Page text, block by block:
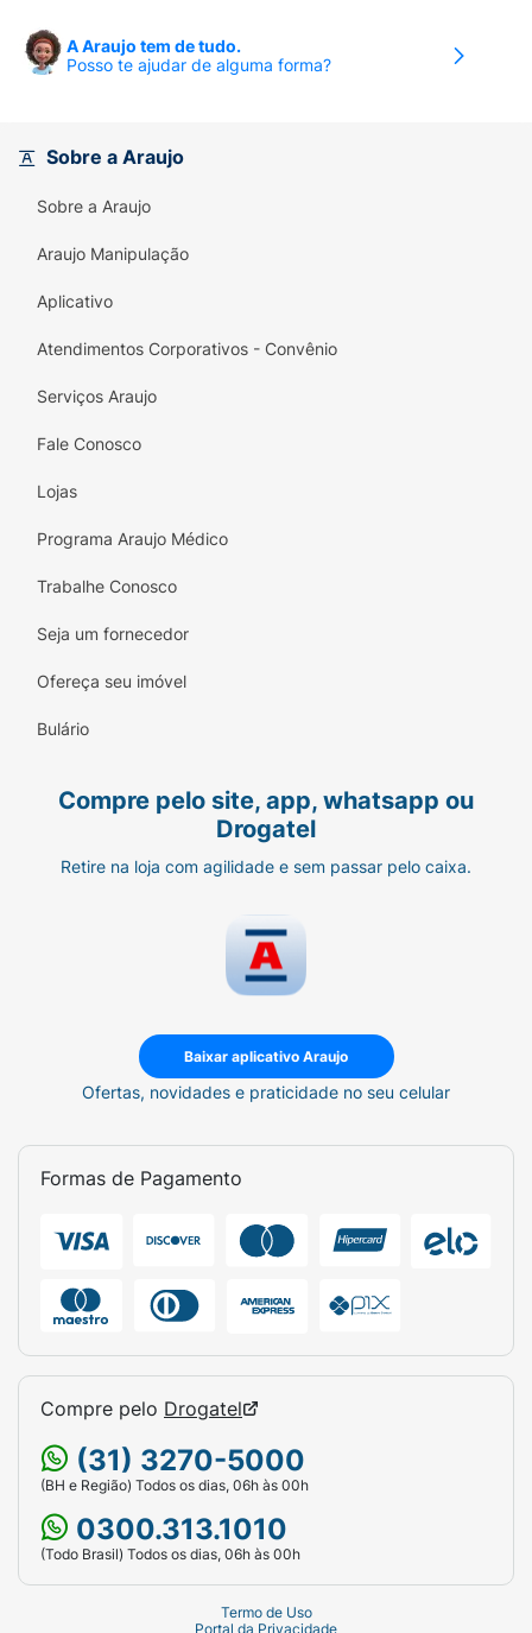
A Araujo tem de tudo.
Posso te ajudar de alguma forma?
Sobre a Araujo
Sobre a Araujo
Araujo Manipulação
Aplicativo
Atendimentos Corporativos - Convênio
Serviços Araujo
Fale Conosco
Lojas
Programa Araujo Médico
Trabalhe Conosco
Seja um fornecedor
Ofereça seu imóvel
Bulário
Compre pelo site, app, whatsapp ou
Drogatel
Retire na loja com agilidade e sem passar pelo caixa.
Baixar aplicativo Araujo
Ofertas, novidades e praticidade no seu celular
Formas de Pagamento
Compre pelo Drogatel
(31) 3270-5000
(BH e Região) Todos os dias, 06h às 00h
0300.313.1010
(Todo Brasil) Todos os dias, 06h às 00h
Termo de Uso
Portal da Privacidade